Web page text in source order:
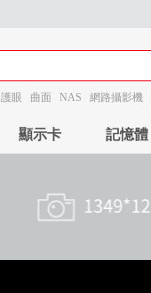
護眼 曲面 NAS 網路攝影機
顯示卡 記憶體